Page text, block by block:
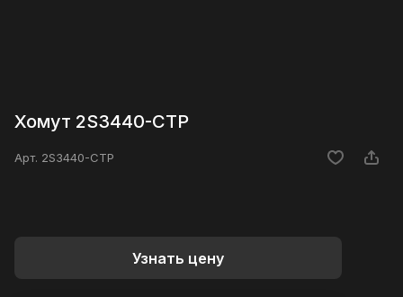
Хомут 2S3440-CTP
Арт. 2S3440-CTP
Узнать цену